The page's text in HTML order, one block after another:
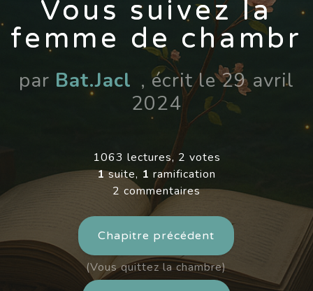
Vous suivez la
femme de chambr
par Bat.Jacl , écrit le 29 avril
2024
1063 lectures, 2 votes
1suite, 1 ramification
2 commentaires
Chapitre précédent
(Vous quittez la chambre)